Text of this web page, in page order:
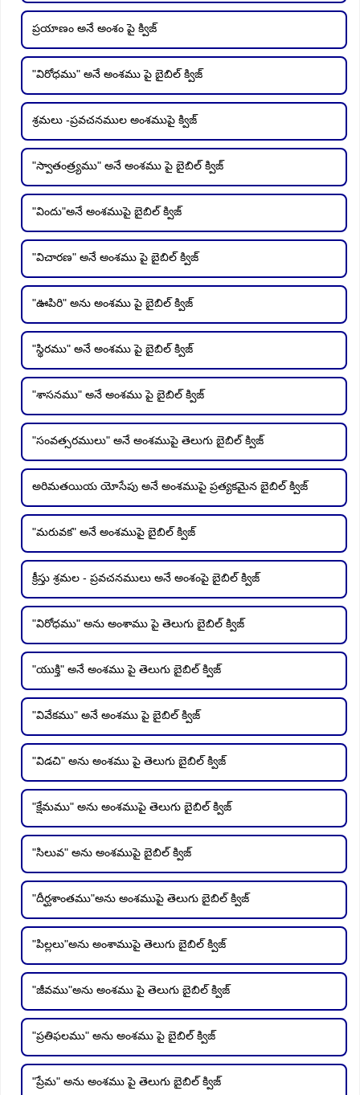
ప్రయాణం అనే అంశం పై క్విజ్
"విరోధము" అనే అంశము పై బైబిల్ క్విజ్
శ్రమలు -ప్రవచనముల అంశముపై క్విజ్
"స్వాతంత్ర్యము" అనే అంశము పై బైబిల్ క్విజ్
"విందు"అనే అంశముపై బైబిల్ క్విజ్
"విచారణ" అనే అంశము పై బైబిల్ క్విజ్
"ఊపిరి" అను అంశము పై బైబిల్ క్విజ్
"స్థిరము" అనే అంశము పై బైబిల్ క్విజ్
"శాసనము" అనే అంశము పై బైబిల్ క్విజ్
"సంవత్సరములు" అనే అంశముపై తెలుగు బైబిల్ క్విజ్
అరిమతయియ యోసేపు అనే అంశముపై ప్రత్యకమైన బైబిల్ క్విజ్
"మరువక" అనే అంశముపై బైబిల్ క్విజ్
క్రీస్తు శ్రమల - ప్రవచనములు అనే అంశంపై బైబిల్ క్విజ్
"విరోధము" అను అంశాము పై తెలుగు బైబిల్ క్విజ్
"యుక్తి" అనే అంశము పై తెలుగు బైబిల్ క్విజ్
"వివేకము" అనే అంశము పై బైబిల్ క్విజ్
"విడచి" అను అంశము పై తెలుగు బైబిల్ క్విజ్
"క్షేమము" అను అంశముపై తెలుగు బైబిల్ క్విజ్
"సిలువ" అను అంశముపై బైబిల్ క్విజ్
"దీర్ఘశాంతము"అను అంశముపై తెలుగు బైబిల్ క్విజ్
"పిల్లలు"అను అంశాముపై తెలుగు బైబిల్ క్విజ్
"జీవము"అను అంశము పై తెలుగు బైబిల్ క్విజ్
"ప్రతిఫలము" అను అంశము పై బైబిల్ క్విజ్
"ప్రేమ" అను అంశము పై తెలుగు బైబిల్ క్విజ్